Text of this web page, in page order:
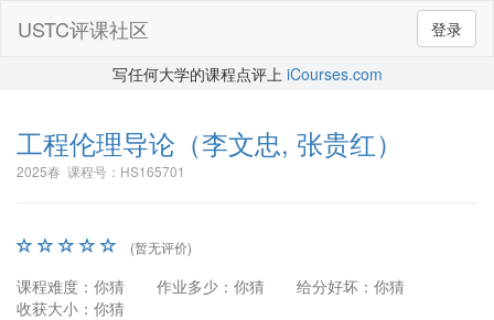
登录
USTC评课社区
写任何大学的课程点评上 iCourses.com
工程伦理导论 （李文忠, 张贵红）
2025春 课程号：HS165701
(暂无评价)
课程难度：你猜 作业多少：你猜
给分好坏：你猜
收获大小：你猜